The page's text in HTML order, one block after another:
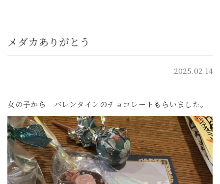
メダカありがとう
2025.02.14
女の子から バレンタインのチョコレートもらいました。